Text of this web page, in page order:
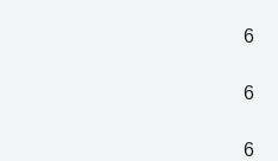
6
6
6